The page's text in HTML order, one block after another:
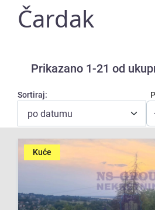
Čardak
Prikazano 1-21 od
Sortiraj:
po datumu
Kuće